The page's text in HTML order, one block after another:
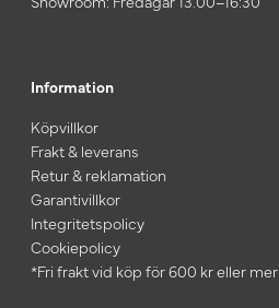
Information
Köpvillkor
Frakt & leverans
Retur & reklamation
Garantivillkor
Integritetspolicy
Cookiepolicy
*Fri frakt vid köp för 600 kr eller mer